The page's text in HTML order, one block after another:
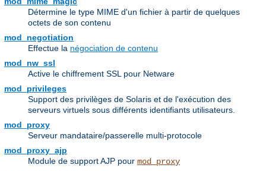
Détermine le type MIME d'un fichier à partir de quelques
octets de son contenu
mod_negotiation
Effectue la négociation de contenu
mod_nw_ssl
Active le chiffrement SSL pour Netware
mod_privileges
Support des privilèges de Solaris et de l'exécution des
serveurs virtuels sous différents identifiants utilisateurs.
mod_proxy
Serveur mandataire/passerelle multi-protocole
mod_proxy_ajp
Module de support AJP pour mod_proxy